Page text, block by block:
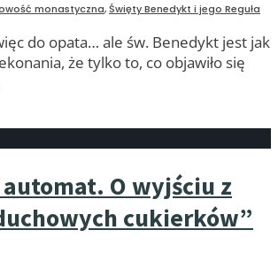
monastyczna,Święty Benedykt i jego Reguła
do opata… ale św. Benedykt jest jak
że tylko to, co objawiło się
O wyjściu z
cukierków”